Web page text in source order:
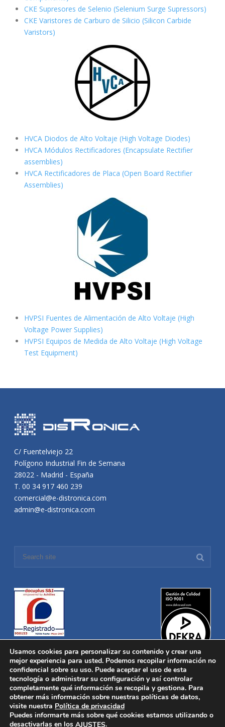
CKE Supresores de Selenio (Selenium Surge Supressors)
CKE Varistores de Carburo de Silicio (Silicon Carbide
Varistors)
HVCA Diodos de Alto Voltaje (High Voltage Diodes)
HVCA Módulos Rectificadores (Encapsulate Rectifier
assemblies)
HVCA Rectificadores de Placa (Open Board Rectifier
Assemblies)
HVPSI Fuentes de Alimentación de Alto Voltaje (High
Voltage Power Supplies)
HVPSI Equipos de Medida de Alto Voltaje (High Voltage
Test Equipment)
C/ Fuentelviejo 22
Polígono Industrial Fin de Semana
28022 - Madrid - España
T. 00 34 917 460 239
comercial@e-distronica.com
admin@e-distronica.com
Distronica © 2016 Todos los derechos reservados.Aviso legal
Política de privacidad|Política de Cookies
Desarrollado porNucleosoft
Inicio
Quiénes Somos
Usamos cookies para personalizar su contenido y crear una
mejor experiencia para usted. Podemos recopilar información no
confidencial sobre su uso. Puede aceptar el uso de esta
tecnología o administrar su configuración y así controlar
completamente qué información se recopila y gestiona. Para
obtener más información sobre nuestras políticas de datos,
visite nuestra Política de privacidad
Puedes informarte más sobre qué cookies estamos utilizando o
desactivarlas en los AJUSTES.